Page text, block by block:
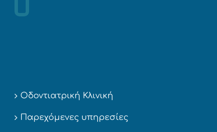
Οδοντιατρική Κλινική
Παρεχόμενες υπηρεσίες